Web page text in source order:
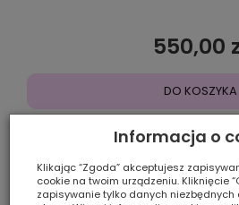
550,00
DO KOSZYKA
Informacja o
Klikając “Zgoda” akceptujesz
cookie na twoim urządzeniu. Kliknięcie
zapisywanie tylko danych